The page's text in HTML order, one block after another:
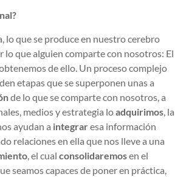
lo que se produce en nuestro cerebro
lo que alguien comparte con nosotros: El
de ello. Un proceso complejo
etapas que se superponen unas a
de lo que se comparte con nosotros, a
medios y estrategia loadquirimos, la
ayudan a integraresa información
relaciones en ella que nos lleve a una
, el cualconsolidaremosen el
seamos capaces de poner en práctica,